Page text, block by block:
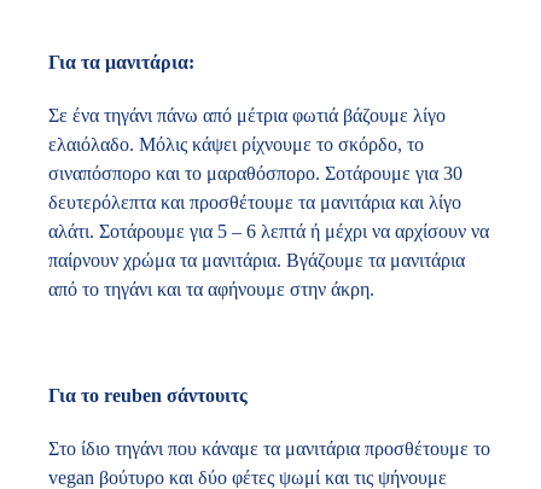
Για τα μανιτάρια:
Σε ένα τηγάνι πάνω από μέτρια φωτιά βάζουμε λίγο
ελαιόλαδο. Μόλις κάψει ρίχνουμε το σκόρδο, το
σιναπόσπορο και το μαραθόσπορο. Σοτάρουμε για 30
δευτερόλεπτα και προσθέτουμε τα μανιτάρια και λίγο
αλάτι. Σοτάρουμε για 5 – 6 λεπτά ή μέχρι να αρχίσουν να
παίρνουν χρώμα τα μανιτάρια. Βγάζουμε τα μανιτάρια
από το τηγάνι και τα αφήνουμε στην άκρη.
Για το reuben σάντουιτς
Στο ίδιο τηγάνι που κάναμε τα μανιτάρια προσθέτουμε το
vegan βούτυρο και δύο φέτες ψωμί και τις ψήνουμε